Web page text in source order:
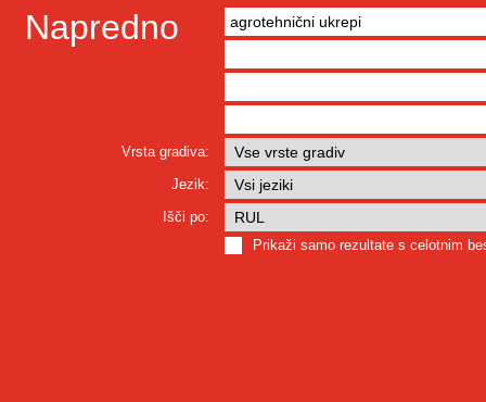
Napredno
Vrsta gradiva:
Jezik:
Išči po:
Prikaži samo rezultate s celotnim